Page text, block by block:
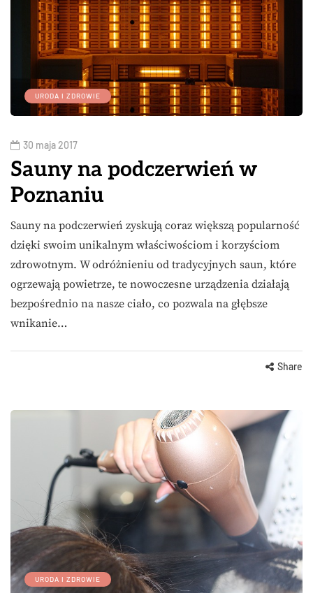
URODA I ZDROWIE
30 maja 2017
Sauny na podczerwień w
Poznaniu
Sauny na podczerwień zyskują coraz większą popularność
dzięki swoim unikalnym właściwościom i korzyściom
zdrowotnym. W odróżnieniu od tradycyjnych saun, które
ogrzewają powietrze, te nowoczesne urządzenia działają
bezpośrednio na nasze ciało, co pozwala na głębsze
wnikanie…
Share
URODA I ZDROWIE